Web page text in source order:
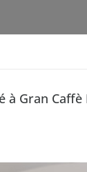
à Gran Caffè